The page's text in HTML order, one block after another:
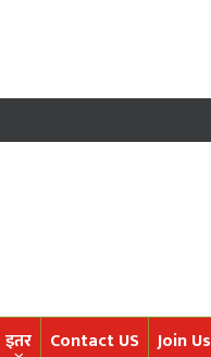
इतर Contact US Join Us